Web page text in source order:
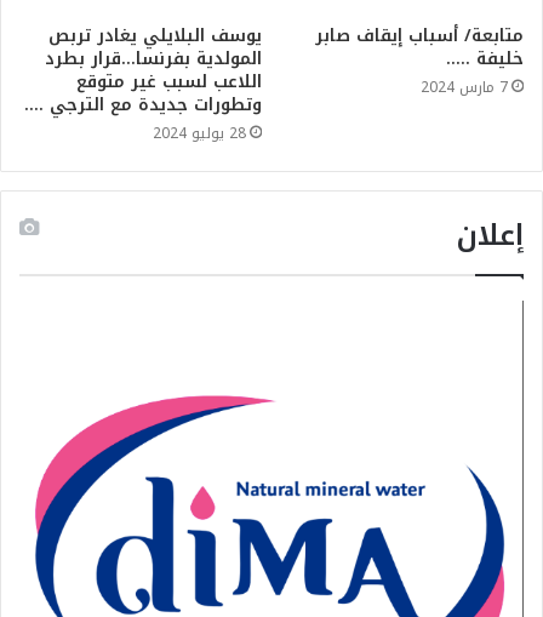
متابعة/ أسباب إيقاف صابر
خليفة …..
7 مارس 2024
يوسف البلايلي يغادر تربص
المولدية بفرنسا…قرار بطرد
اللاعب لسبب غير متوقع
وتطورات جديدة مع الترجي ….
28 يوليو 2024
إعلان